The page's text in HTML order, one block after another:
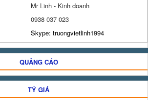
Mr Linh - Kinh doanh
0938 037 023
Skype: truongvietlinh1994
QUẢNG CÁO
TỶ GIÁ